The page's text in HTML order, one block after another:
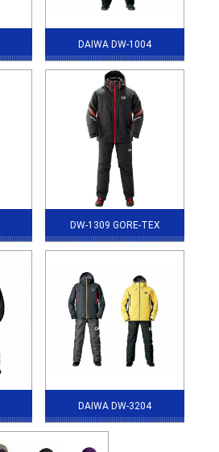
DAIWA DW-1004
DW-1309 GORE-TEX
DAIWA DW-3204